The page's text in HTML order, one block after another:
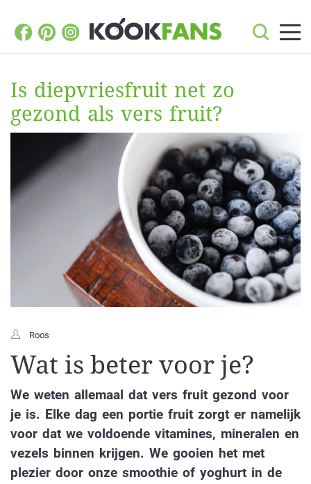
Is diepvriesfruit net zo
gezond als vers fruit?
Roos
Wat is beter voor je?
We weten allemaal dat vers fruit gezond voor
je is. Elke dag een portie fruit zorgt er namelijk
voor dat we voldoende vitamines, mineralen en
vezels binnen krijgen. We gooien het met
plezier door onze smoothie of yoghurt in de